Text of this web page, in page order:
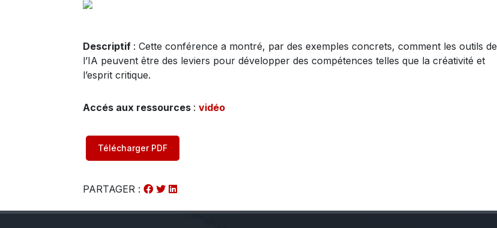
Descriptif : Cette conférence a montré, par des exemples concrets, comment les outils de
l’IA peuvent être des leviers pour développer des compétences telles que la créativité et
l’esprit critique.
Accés aux ressources : vidéo
Télécharger PDF
PARTAGER :